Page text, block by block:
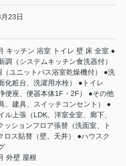
23日
キッチン 浴室 トイレ 壁 床 全室 ●
調（システムキッチン食洗器付）
（ユニットバス浴室乾燥機付） ●洗
化粧台、洗濯用水栓） ●トイレ
便座、便器本体1F・2F） ●その他
、建具、スイッチコンセント） ●
ル上張（LDK、洋室全室、廊下、
ッションフロア張替（洗面室、ト
ロス貼替（壁、天井） ●ハウスク
外壁 屋根